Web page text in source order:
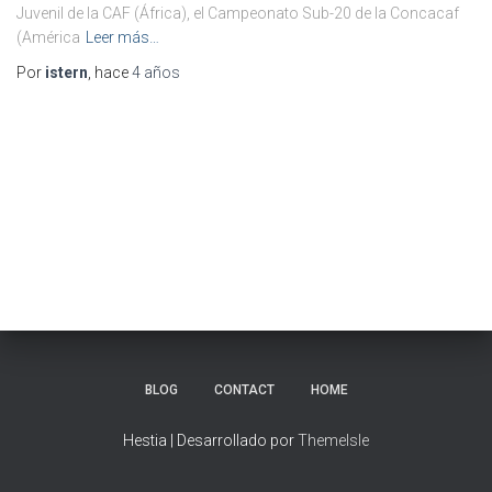
Juvenil de la CAF (África), el Campeonato Sub-20 de la Concacaf
(América
Leer más…
Por istern , hace4 años
BLOG CONTACT HOME
Hestia | Desarrollado porThemeIsle